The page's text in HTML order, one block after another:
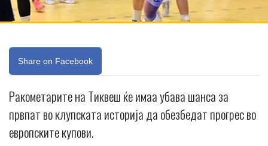
Share on Facebook
Ракометарите на Тиквеш ќе имаа убава шанса за
првпат во клупската историја да обезбедат прогрес во
европските купови.